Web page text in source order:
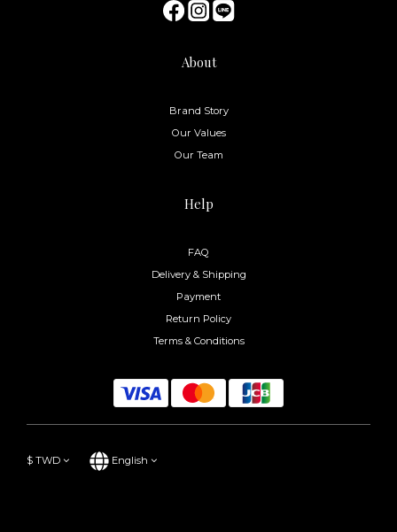
About
Brand Story
Our Values
Our Team
Help
FAQ
Delivery & Shipping
Payment
Return Policy
Terms & Conditions
$ TWD English